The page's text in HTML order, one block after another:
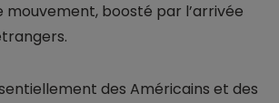
mouvement, boosté par l’arrivée
des Américains et des